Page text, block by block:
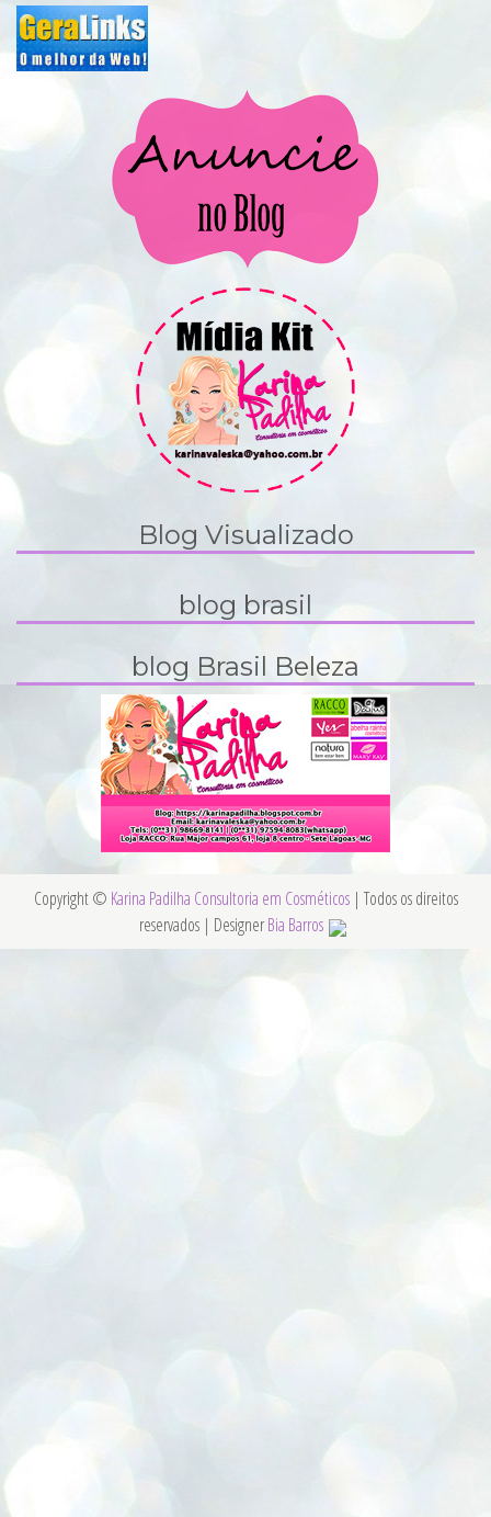
Blog Visualizado
blog brasil
blog Brasil Beleza
Copyright © Karina Padilha Consultoria em Cosméticos | Todos os direitos
reservados | DesignerBia Barros